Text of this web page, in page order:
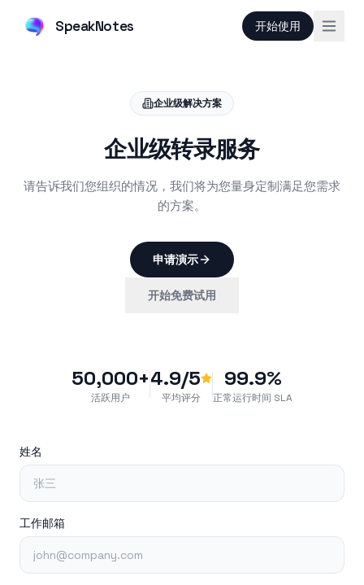
SpeakNotes 开始使用
企业级解决方案
企业级转录服务
请告诉我们您组织的情况，我们将为您量身定制满足您需求
的方案。
申请演示
开始免费试用
50,000+
活跃用户
4.9/5
平均评分
99.9%
正常运行时间 SLA
姓名
工作邮箱